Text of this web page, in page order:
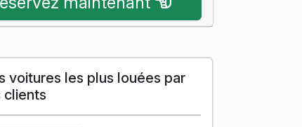
voitures les plus louées par
clients